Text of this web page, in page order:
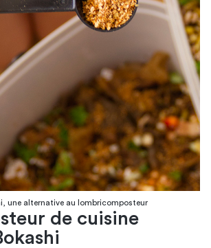
une alternative au lombricomposteur
de cuisine